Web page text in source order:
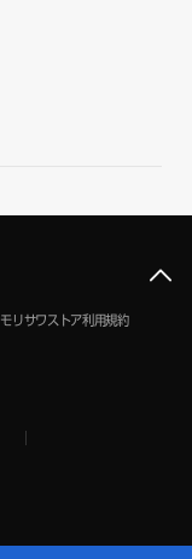
モリサワストア利用規約